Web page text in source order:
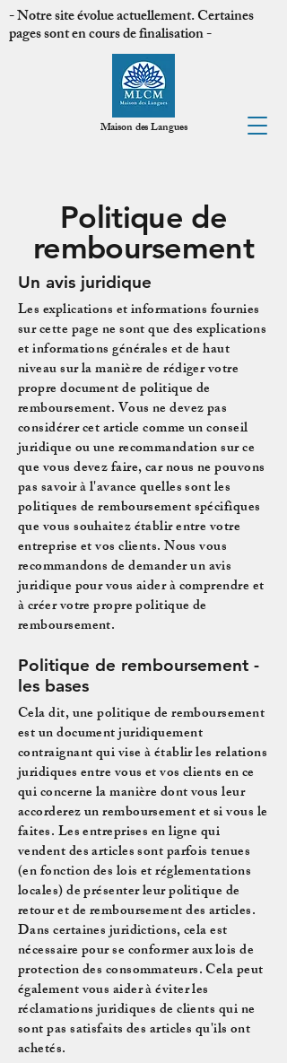
MLCM
Maison des Langues
- Notre site évolue actuellement. Certaines
pages sont en cours de finalisation -
Politique de
remboursement
Un avis juridique
Les explications et informations fournies
sur cette page ne sont que des explications
et informations générales et de haut
niveau sur la manière de rédiger votre
propre document de politique de
remboursement. Vous ne devez pas
considérer cet article comme un conseil
juridique ou une recommandation sur ce
que vous devez faire, car nous ne pouvons
pas savoir à l'avance quelles sont les
politiques de remboursement spécifiques
que vous souhaitez établir entre votre
entreprise et vos clients. Nous vous
recommandons de demander un avis
juridique pour vous aider à comprendre et
à créer votre propre politique de
remboursement.
Politique de remboursement -
les bases
Cela dit, une politique de remboursement
est un document juridiquement
contraignant qui vise à établir les relations
juridiques entre vous et vos clients en ce
qui concerne la manière dont vous leur
accorderez un remboursement et si vous le
faites. Les entreprises en ligne qui
vendent des articles sont parfois tenues
(en fonction des lois et réglementations
locales) de présenter leur politique de
retour et de remboursement des articles.
Dans certaines juridictions, cela est
nécessaire pour se conformer aux lois de
protection des consommateurs. Cela peut
également vous aider à éviter les
réclamations juridiques de clients qui ne
sont pas satisfaits des articles qu'ils ont
achetés.